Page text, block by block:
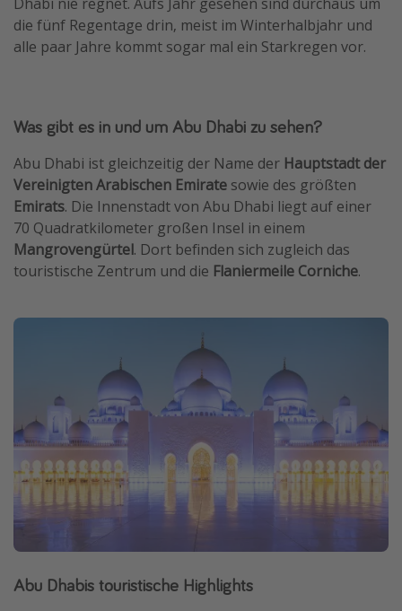
die fünf Regentage drin, meist im Winterhalbjahr und
alle paar Jahre kommt sogar mal ein Starkregen vor.
Was gibt es in und um Abu Dhabi zu sehen?
Abu Dhabi ist gleichzeitig der Name der Hauptstadt der
Vereinigten Arabischen Emirate sowie des größten
Emirats. Die Innenstadt von Abu Dhabi liegt auf einer
70 Quadratkilometer großen Insel in einem
Mangrovengürtel. Dort befinden sich zugleich das
touristische Zentrum und die Flaniermeile Corniche.
Abu Dhabis touristische Highlights